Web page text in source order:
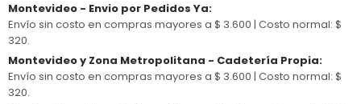
Montevideo - Envio por Pedidos Ya:
Envío sin costo en compras mayores a $ 3.600 | Costo normal: $
320.
Montevideo y Zona Metropolitana - Cadetería Propia:
Envío sin costo en compras mayores a $ 3.600 | Costo normal: $
320.